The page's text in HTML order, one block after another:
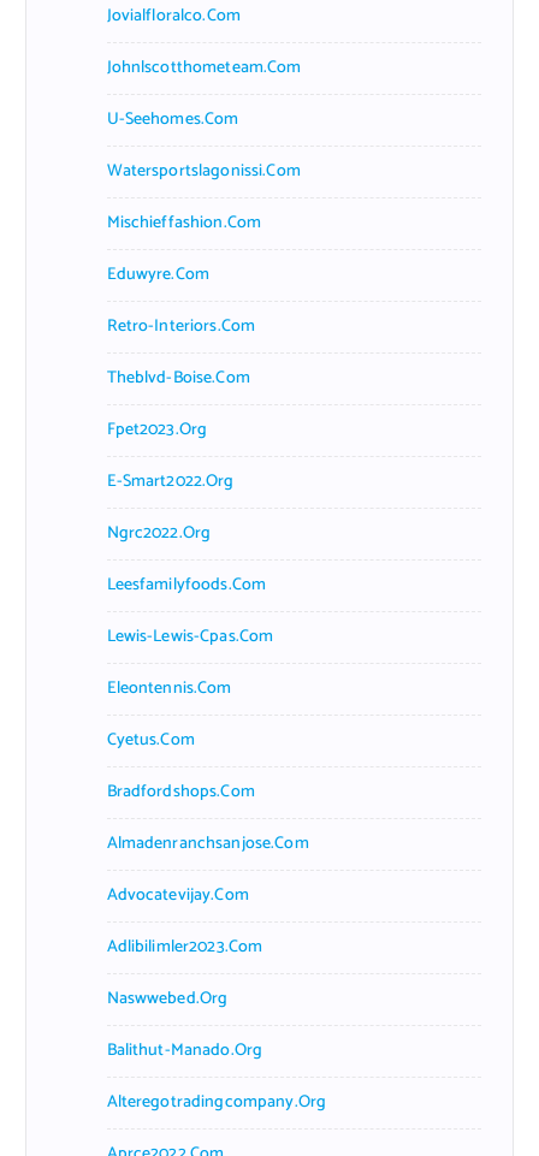
Jovialfloralco.com
Johnlscotthometeam.com
U-Seehomes.com
Watersportslagonissi.com
Mischieffashion.com
Eduwyre.com
Retro-Interiors.com
Theblvd-Boise.com
Fpet2023.org
E-Smart2022.org
Ngrc2022.org
Leesfamilyfoods.com
Lewis-Lewis-Cpas.com
Eleontennis.com
Cyetus.com
Bradfordshops.com
Almadenranchsanjose.com
Advocatevijay.com
Adlibilimler2023.com
Naswwebed.org
Balithut-Manado.org
Alteregotradingcompany.org